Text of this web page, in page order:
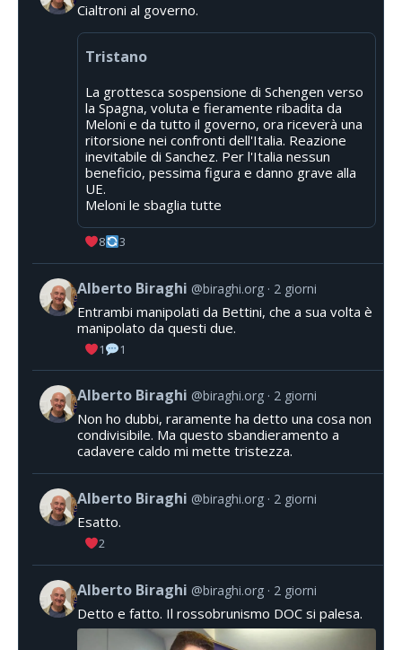
Cialtroni al governo.
Tristano
La grottesca sospensione di Schengen verso
la Spagna, voluta e fieramente ribadita da
Meloni e da tutto il governo, ora riceverà una
ritorsione nei confronti dell'Italia. Reazione
inevitabile di Sanchez. Per l'Italia nessun
beneficio, pessima figura e danno grave alla
UE.
Meloni le sbaglia tutte
8 3
Alberto Biraghi @biraghi.org 2 giorni
Entrambi manipolati da Bettini, che a sua volta è
manipolato da questi due.
1 1
Alberto Biraghi @biraghi.org 2 giorni
Non ho dubbi, raramente ha detto una cosa non
condivisibile. Ma questo sbandieramento a
cadavere caldo mi mette tristezza.
Alberto Biraghi @biraghi.org 2 giorni
Esatto.
2
Alberto Biraghi @biraghi.org 2 giorni
Detto e fatto. Il rossobrunismo DOC si palesa.